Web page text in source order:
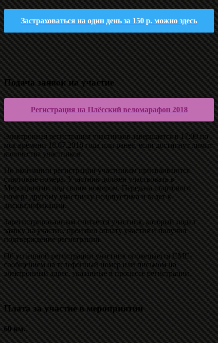
Застраховаться на один день за 150 р. можно здесь
.
Подача заявок на участие
Регистрация на Плёсский веломарафон 2018
Электронная регистрация участников завершается в 17:00 по
мск времени 18.07.2018 года или ранее, если достигнут лимит
количества участников.
По окончании регистрации участникам присваиваются
стартовые номера. Участник должен участвовать в
Мероприятии под своим номером. Передача стартового
номера другому участнику недопустима и ведет к
дисквалификации.
Зарегистрированным считается участник, который подал
заявку на участие, произвел оплату участия и получил
подтверждение регистрации.
Об успешной регистрации участник оповещается СМС-
сообщением на телефонный номер или письмом на
электронный адрес, указанные в процессе регистрации.
Плата за участие в мероприятии
60 км.